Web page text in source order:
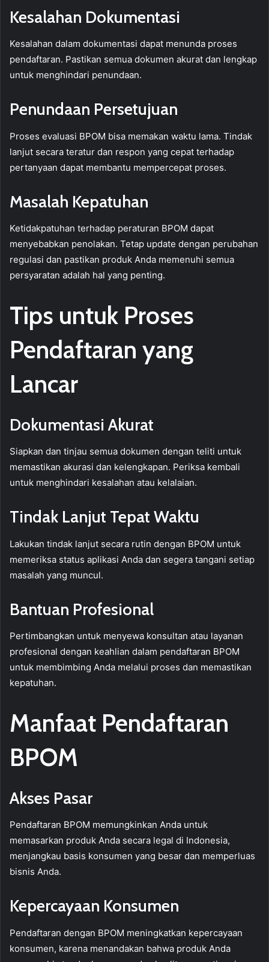
Kesalahan Dokumentasi
Kesalahan dalam dokumentasi dapat menunda proses
pendaftaran. Pastikan semua dokumen akurat dan lengkap
untuk menghindari penundaan.
Penundaan Persetujuan
Proses evaluasi BPOM bisa memakan waktu lama. Tindak
lanjut secara teratur dan respon yang cepat terhadap
pertanyaan dapat membantu mempercepat proses.
Masalah Kepatuhan
Ketidakpatuhan terhadap peraturan BPOM dapat
menyebabkan penolakan. Tetap update dengan perubahan
regulasi dan pastikan produk Anda memenuhi semua
persyaratan adalah hal yang penting.
Tips untuk Proses
Pendaftaran yang
Lancar
Dokumentasi Akurat
Siapkan dan tinjau semua dokumen dengan teliti untuk
memastikan akurasi dan kelengkapan. Periksa kembali
untuk menghindari kesalahan atau kelalaian.
Tindak Lanjut Tepat Waktu
Lakukan tindak lanjut secara rutin dengan BPOM untuk
memeriksa status aplikasi Anda dan segera tangani setiap
masalah yang muncul.
Bantuan Profesional
Pertimbangkan untuk menyewa konsultan atau layanan
profesional dengan keahlian dalam pendaftaran BPOM
untuk membimbing Anda melalui proses dan memastikan
kepatuhan.
Manfaat Pendaftaran
BPOM
Akses Pasar
Pendaftaran BPOM memungkinkan Anda untuk
memasarkan produk Anda secara legal di Indonesia,
menjangkau basis konsumen yang besar dan memperluas
bisnis Anda.
Kepercayaan Konsumen
Pendaftaran dengan BPOM meningkatkan kepercayaan
konsumen, karena menandakan bahwa produk Anda